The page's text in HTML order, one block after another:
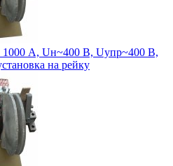
А, Uн~400 В, Uупр~400 В,
на рейку